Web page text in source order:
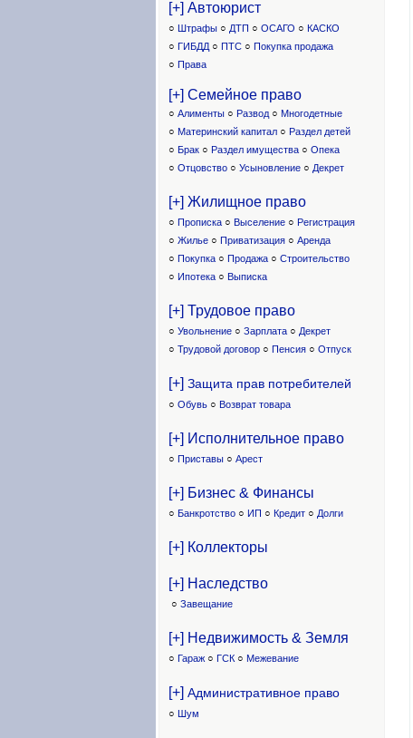
[+] Автоюрист
○ Штрафы ○ ДТП ○ ОСАГО ○ КАСКО
○ ГИБДД ○ ПТС ○ Покупка продажа
○ Права
[+] Семейное право
○ Алименты ○ Развод ○ Многодетные
○ Материнский капитал ○ Раздел детей
○ Брак ○ Раздел имущества ○ Опека
○ Отцовство ○ Усыновление ○ Декрет
[+] Жилищное право
○ Прописка ○ Выселение ○ Регистрация
○ Жилье ○ Приватизация ○ Аренда
○ Покупка ○ Продажа ○ Строительство
○ Ипотека ○ Выписка
[+] Трудовое право
○ Увольнение ○ Зарплата ○ Декрет
○ Трудовой договор ○ Пенсия ○ Отпуск
[+] Защита прав потребителей
○ Обувь ○ Возврат товара
[+] Исполнительное право
○ Приставы ○ Арест
[+] Бизнес & Финансы
○ Банкротство ○ ИП ○ Кредит ○ Долги
[+] Коллекторы
[+] Наследство
○ Завещание
[+] Недвижимость & Земля
○ Гараж ○ ГСК ○ Межевание
[+] Административное право
○ Шум